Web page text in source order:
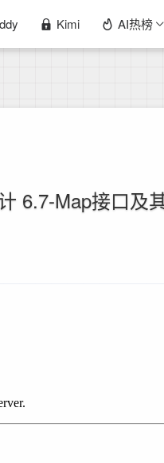
Kimi AI热榜
6.7-Map接口及